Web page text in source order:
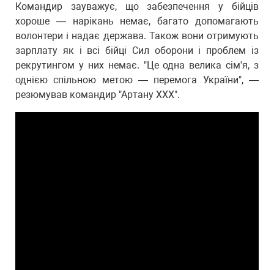
Командир зауважує, що забезпечення у бійців
хороше — нарікань немає, багато допомагають
волонтери і надає держава. Також вони отримують
зарплату як і всі бійці Сил оборони і проблем із
рекрутингом у них немає. "Це одна велика сім'я, з
однією спільною метою — перемога України", —
резюмував командир "Артану ХХХ".